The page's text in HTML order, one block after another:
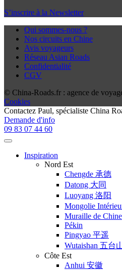
S’inscrire à la Newsletter
Qui sommes-nous ?
Nos circuits en Chine
Avis voyageurs
Réseau Asian Roads
Confidentialité
CGV
© China-Roads.fr : agence de
Cookies
Contactez Paul, spécialiste China
Demande d'info
09 83 07 44 60
Inspiration
Nord Est
Chengde 承德
Datong 大同
Luoyang 洛阳
Mongolie
Muraille de Chine
Pékin
Pingyao 平遥
Wutaishan 五台
Côte Est
Anhui 安徽